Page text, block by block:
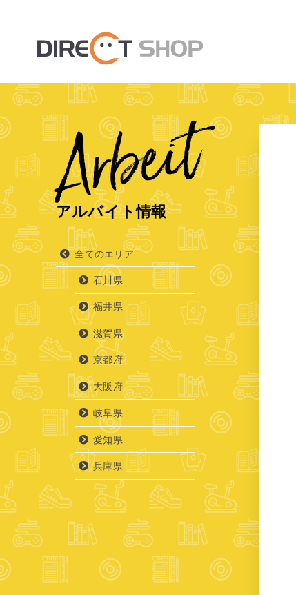
Arbeit
アルバイト情報
全てのエリア
石川県
福井県
滋賀県
京都府
大阪府
岐阜県
愛知県
兵庫県